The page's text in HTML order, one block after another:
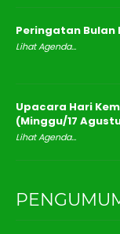
Peringatan Bulan
Lihat Agenda...
Upacara Hari
(Minggu/17
Lihat Agenda...